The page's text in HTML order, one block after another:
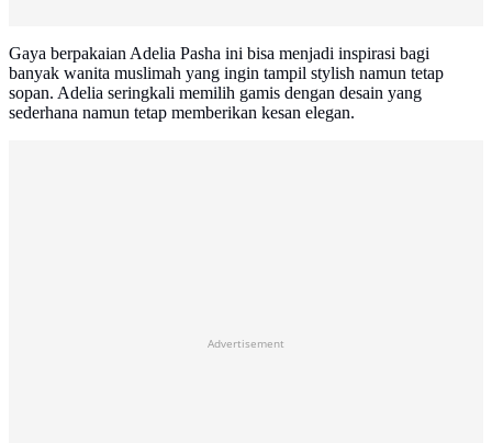
Gaya berpakaian Adelia Pasha ini bisa menjadi inspirasi bagi
banyak wanita muslimah yang ingin tampil stylish namun tetap
sopan. Adelia seringkali memilih gamis dengan desain yang
sederhana namun tetap memberikan kesan elegan.
Advertisement